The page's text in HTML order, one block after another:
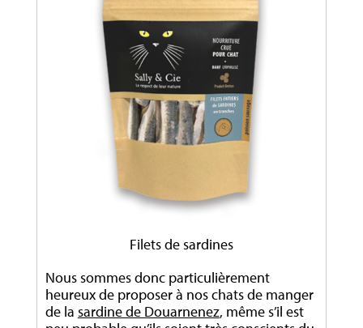
Filets de sardines
Nous sommes donc particulièrement
heureux de proposer à nos chats de manger
de la sardine de Douarnenez, même s’il est